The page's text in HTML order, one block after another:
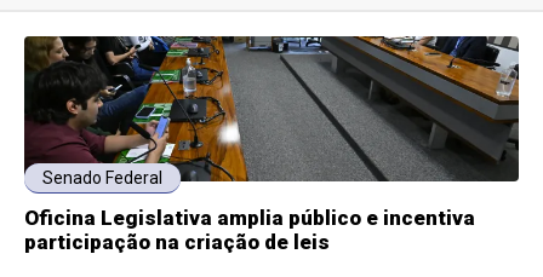
Senado Federal
Oficina Legislativa amplia público e incentiva
participação na criação de leis